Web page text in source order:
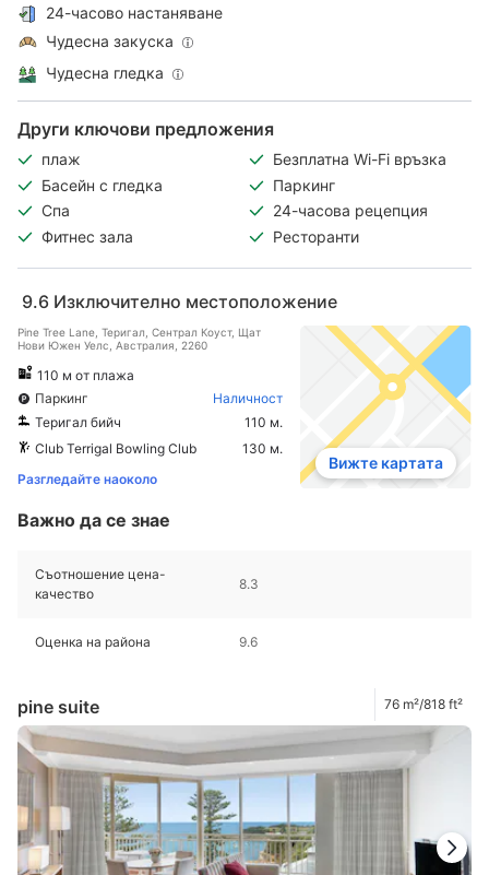
24-часово настаняване
Чудесна закуска
Чудесна гледка
Други ключови предложения
плаж
Безплатна Wi-Fi връзка
Басейн с гледка
Паркинг
Спа
24-часова рецепция
Фитнес зала
Ресторанти
9.6 Изключително местоположение
Pine Tree Lane, Теригал, Сентрал Коуст, Щат
Нови Южен Уелс, Австралия, 2260
110 м от плажа
Паркинг
Наличност
Теригал бийч
110 м.
Club Terrigal Bowling Club
130 м.
Разгледайте наоколо
Вижте картата
Важно да се знае
Съотношение цена-
качество
8.3
Оценка на района 9.6
pine suite 76 m²/818 ft²